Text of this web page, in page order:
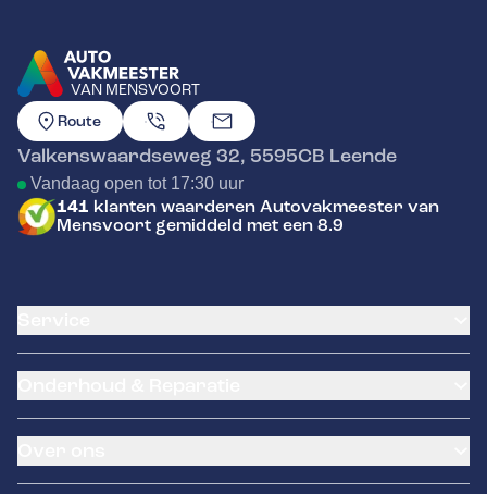
VAN MENSVOORT
GA NAAR DE HOMEPAGINA
Route
Valkenswaardseweg 32, 5595CB Leende
Vandaag open tot 17:30 uur
141 klanten waarderen Autovakmeester van
Mensvoort gemiddeld met een 8.9
Banden service
Pechhulp
Schade en reparatie